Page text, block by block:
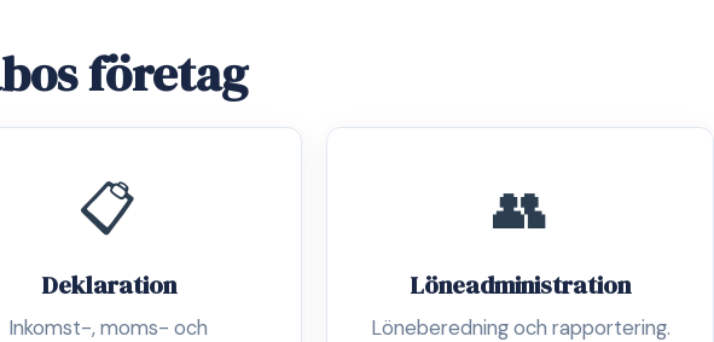
företag
📋
Deklaration
Inkomst-, moms- och
👥
Löneadministration
Löneberedning och rapportering.